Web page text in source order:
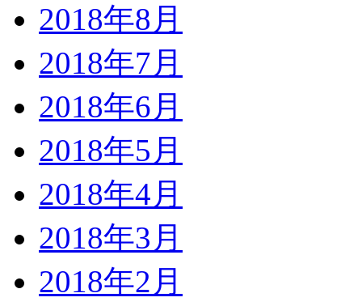
2018年8月
2018年7月
2018年6月
2018年5月
2018年4月
2018年3月
2018年2月